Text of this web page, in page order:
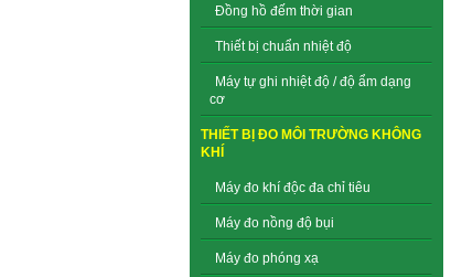
Đồng hồ đếm thời gian
Thiết bị chuẩn nhiệt độ
Máy tự ghi nhiệt độ / độ ẩm dạng
cơ
THIẾT BỊ ĐO MÔI TRƯỜNG KHÔNG
KHÍ
Máy đo khí độc đa chỉ tiêu
Máy đo nồng độ bụi
Máy đo phóng xạ